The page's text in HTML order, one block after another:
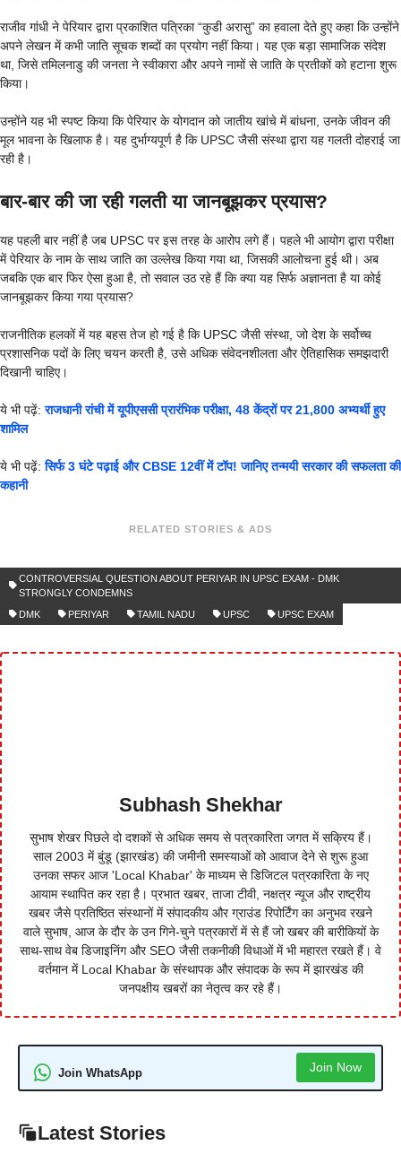
राजीव गांधी ने पेरियार द्वारा प्रकाशित पत्रिका “कुडी अरासु” का हवाला देते हुए कहा कि उन्होंने
अपने लेखन में कभी जाति सूचक शब्दों का प्रयोग नहीं किया। यह एक बड़ा सामाजिक संदेश
था, जिसे तमिलनाडु की जनता ने स्वीकारा और अपने नामों से जाति के प्रतीकों को हटाना शुरू
किया।
उन्होंने यह भी स्पष्ट किया कि पेरियार के योगदान को जातीय खांचे में बांधना, उनके जीवन की
मूल भावना के खिलाफ है। यह दुर्भाग्यपूर्ण है कि UPSC जैसी संस्था द्वारा यह गलती दोहराई जा
रही है।
बार-बार की जा रही गलती या जानबूझकर प्रयास?
यह पहली बार नहीं है जब UPSC पर इस तरह के आरोप लगे हैं। पहले भी आयोग द्वारा परीक्षा
में पेरियार के नाम के साथ जाति का उल्लेख किया गया था, जिसकी आलोचना हुई थी। अब
जबकि एक बार फिर ऐसा हुआ है, तो सवाल उठ रहे हैं कि क्या यह सिर्फ अज्ञानता है या कोई
जानबूझकर किया गया प्रयास?
राजनीतिक हलकों में यह बहस तेज हो गई है कि UPSC जैसी संस्था, जो देश के सर्वोच्च
प्रशासनिक पदों के लिए चयन करती है, उसे अधिक संवेदनशीलता और ऐतिहासिक समझदारी
दिखानी चाहिए।
ये भी पढ़ें:राजधानी रांची में यूपीएससी प्रारंभिक परीक्षा, 48 केंद्रों पर 21,800 अभ्यर्थी हुए
शामिल
ये भी पढ़ें:सिर्फ 3 घंटे पढ़ाई और CBSE 12वीं में टॉप! जानिए तन्मयी सरकार की सफलता की
कहानी
RELATED STORIES & ADS
CONTROVERSIAL QUESTION ABOUT PERIYAR IN UPSC EXAM - DMK
STRONGLY CONDEMNS
DMK
PERIYAR TAMIL NADU UPSC UPSC EXAM
Subhash Shekhar
सुभाष शेखर पिछले दो दशकों से अधिक समय से पत्रकारिता जगत में सक्रिय हैं।
साल 2003 में बुंडू (झारखंड) की जमीनी समस्याओं को आवाज देने से शुरू हुआ
उनका सफर आज 'Local Khabar' के माध्यम से डिजिटल पत्रकारिता के नए
आयाम स्थापित कर रहा है। प्रभात खबर, ताजा टीवी, नक्षत्र न्यूज और राष्ट्रीय
खबर जैसे प्रतिष्ठित संस्थानों में संपादकीय और ग्राउंड रिपोर्टिंग का अनुभव रखने
वाले सुभाष, आज के दौर के उन गिने-चुने पत्रकारों में से हैं जो खबर की बारीकियों के
साथ-साथ वेब डिजाइनिंग और SEO जैसी तकनीकी विधाओं में भी महारत रखते हैं। वे
वर्तमान में Local Khabar के संस्थापक और संपादक के रूप में झारखंड की
जनपक्षीय खबरों का नेतृत्व कर रहे हैं।
Join WhatsApp Join Now
Latest Stories